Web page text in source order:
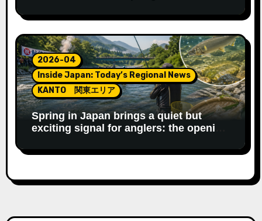
2026-04
Inside Japan: Today’s Regional News
KANTO 関東エリア
Spring in Japan brings a quiet but
exciting signal for anglers: the opening